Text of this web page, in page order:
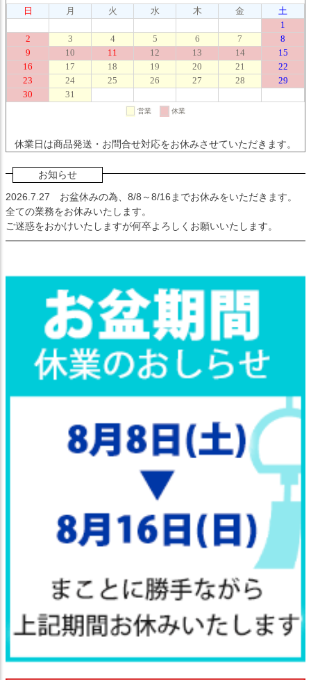
休業日は商品発送・お問合せ対応をお休みさせていただきます。
お知らせ
2026.7.27 お盆休みの為、8/8～8/16までお休みをいただきます。
全ての業務をお休みいたします。
ご迷惑をおかけいたしますが何卒よろしくお願いいたします。